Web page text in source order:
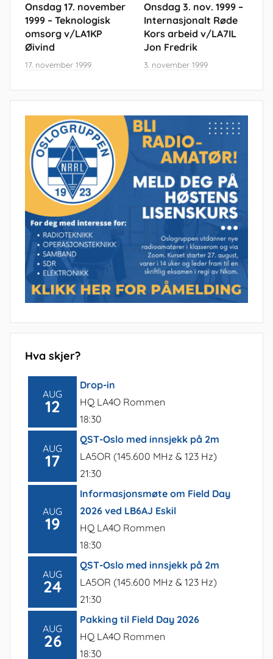
Onsdag 17. november
1999 – Teknologisk
omsorg v/LA1KP
Øivind
17. november 1999
Onsdag 3. nov. 1999 –
Internasjonalt Røde
Kors arbeid v/LA7IL
Jon Fredrik
3. november 1999
Hva skjer?
AUG
12
Drop-in
HQ LA4O Rommen
18:30
AUG
17
QST-Oslo med innsjekk på 2m
LA5OR (145.600 MHz & 123 Hz)
21:30
AUG
19
Informasjonsmøte om Field Day
2026 ved LB6AJ Eskil
HQ LA4O Rommen
18:30
AUG
24
QST-Oslo med innsjekk på 2m
LA5OR (145.600 MHz & 123 Hz)
21:30
AUG
26
Pakking til Field Day 2026
HQ LA4O Rommen
18:30